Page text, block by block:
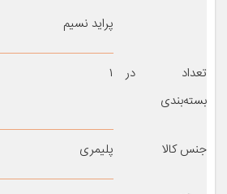
پراید نسیم
تعداد در
بسته‌بندی
۱
جنس کالا پلیمری